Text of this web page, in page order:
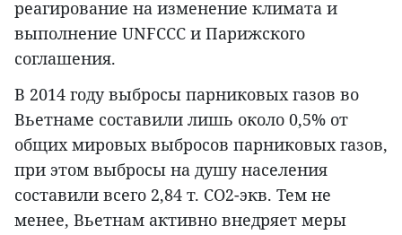
реагирование на изменение климата и
выполнение UNFCCC и Парижского
соглашения.
В 2014 году выбросы парниковых газов во
Вьетнаме составили лишь около 0,5% от
общих мировых выбросов парниковых газов,
при этом выбросы на душу населения
составили всего 2,84 т. CO2-экв. Тем не
менее, Вьетнам активно внедряет меры